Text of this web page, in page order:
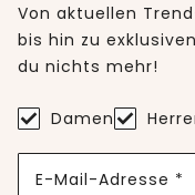
Von aktuellen
bis hin zu
du nichts mehr!
Damen
E-Mail-Adresse *